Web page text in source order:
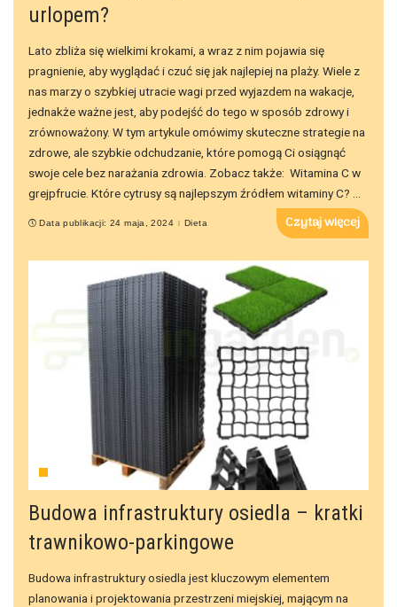
urlopem?
Lato zbliża się wielkimi krokami, a wraz z nim pojawia się
pragnienie, aby wyglądać i czuć się jak najlepiej na plaży. Wiele z
nas marzy o szybkiej utracie wagi przed wyjazdem na wakacje,
jednakże ważne jest, aby podejść do tego w sposób zdrowy i
zrównoważony. W tym artykule omówimy skuteczne strategie na
zdrowe, ale szybkie odchudzanie, które pomogą Ci osiągnąć
swoje cele bez narażania zdrowia. Zobacz także: Witamina C w
grejpfrucie. Które cytrusy są najlepszym źródłem witaminy C?
Data publikacji: 24 maja, 2024 Dieta Czytaj więcej
Budowa infrastruktury osiedla – kratki
trawnikowo-parkingowe
Budowa infrastruktury osiedla jest kluczowym elementem
planowania i projektowania przestrzeni miejskiej, mającym na